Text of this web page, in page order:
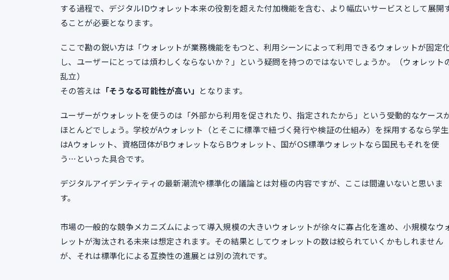
する過程で、デジタルIDウォレット本来の役割を超えた付加機能を含む、より幅広いサービスとして展開
ることが必要となります。
ここで勘の鋭い方は「ウォレットが業務機能をもつと、利用シーンによって利用できるウォレットが固定
し、ユーザーにとっては煩わしくならないか？」という疑問を持つのではないでしょうか。（ウォレット
乱立）
その答えは 「そうなる可能性が高い」 となります。
ユーザーがウォレットを使うのは「外部から利用を促されたり、指定されたから」という受動的なケース
ほとんどでしょう。学校がAウォレット（とそこに標準で紐づく発行や検証の仕組み）を採用するなら学生
はAウォレット、資格団体がBウォレットならBウォレット、国がOS標準ウォレットなら国民もそれを使
う…といった具合です。
デジタルアイデンティティの最新潮流や標準化の議論とは対極の内容ですが、ここは間違いないと思いま
す。
市場の一般的な競争メカニズムによって導入規模の大きいウォレットが徐々に寡占化を進め、小規模なウ
レットが淘汰される未来は想定されます。その結果としてウォレットの数は絞られていくかもしれません
が、それは標準化による互換性の進展とは別の流れです。